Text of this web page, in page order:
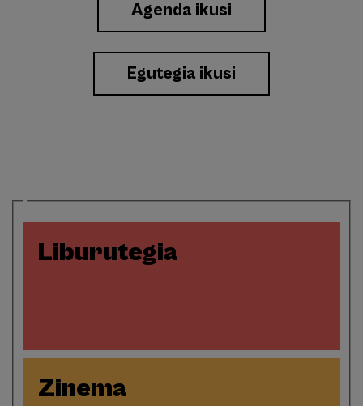
Agenda ikusi
Egutegia ikusi
Liburutegia
Zinema